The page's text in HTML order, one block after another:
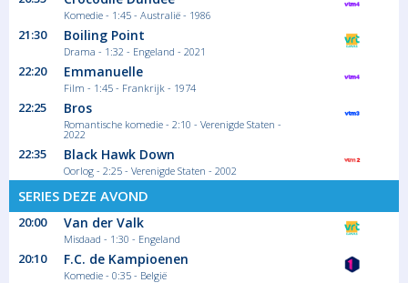
Komedie - 1:45 - Australië - 1986
21:30 Boiling Point
Drama - 1:32 - Engeland - 2021
22:20 Emmanuelle
Film - 1:45 - Frankrijk - 1974
22:25 Bros
Romantische komedie - 2:10 - Verenigde Staten -
2022
22:35 Black Hawk Down
Oorlog - 2:25 - Verenigde Staten - 2002
SERIES DEZE AVOND
20:00 Van der Valk
Misdaad - 1:30 - Engeland
20:10 F.C. de Kampioenen
Komedie - 0:35 - België